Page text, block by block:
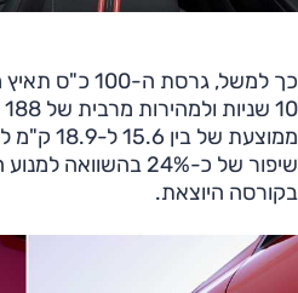
בקורסה היוצאת.